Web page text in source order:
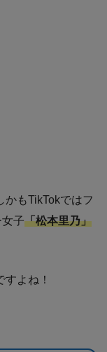
もTikTokではフ
子「松本里乃」
よね！